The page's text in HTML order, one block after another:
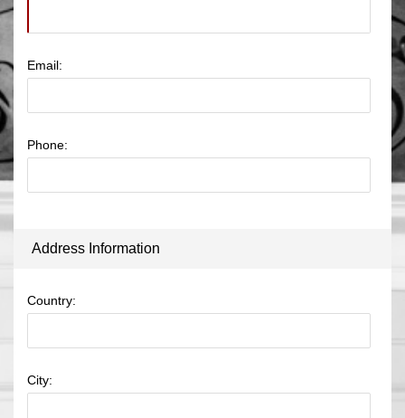
Email:
Phone:
Address Information
Country:
City: